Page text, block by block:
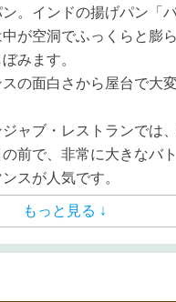
。インドの揚げパン「
が空洞でふっくらと膨
みます。
の面白さから屋台で大
ャブ・レストランでは
前で、非常に大きなバ
スが人気です。
もっと見る ↓